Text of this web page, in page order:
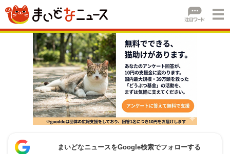
まいどなニュースをGoogle検索でフォローする